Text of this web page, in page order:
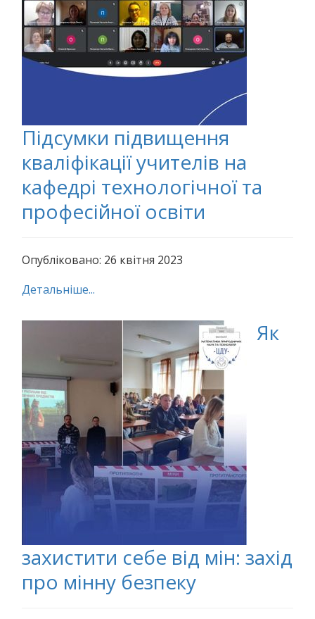
Підсумки підвищення
кваліфікації учителів на
кафедрі технологічної та
професійної освіти
Опубліковано: 26 квітня 2023
Детальніше...
Як
захистити себе від мін: захід
про мінну безпеку